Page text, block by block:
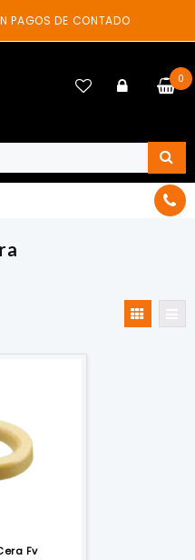
PAGOS DE CONTADO
0
Fv